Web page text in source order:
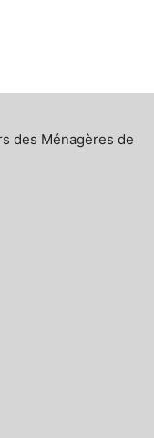
des Ménagères de